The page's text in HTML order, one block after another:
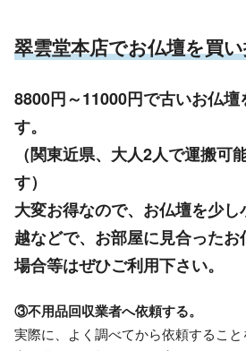
翠雲堂本店でお仏壇を買
8800円～11000円で古いお仏壇
す。
（関東近県、大人2人で運搬可
す）
大変お得なので、お仏壇を少し
越などで、お部屋に見合った
場合等はぜひご利用下さい。
③不用品回収業者へ依頼する。
実際に、よく調べてから依頼するこ